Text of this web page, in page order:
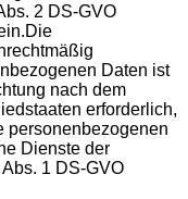
2 DS-GVO
Daten ist
nach dem
erforderlich,
personenbezogenen
Dienste der
1 DS-GVO